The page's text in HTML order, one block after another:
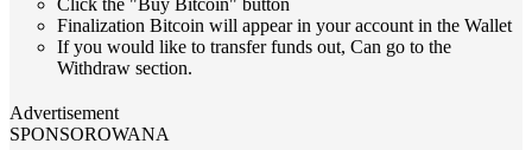
Click the "Buy Bitcoin" button
Finalization Bitcoin will appear in your account in the Wallet
If you would like to transfer funds out, Can go to the
Withdraw section.
Advertisement
SPONSOROWANA